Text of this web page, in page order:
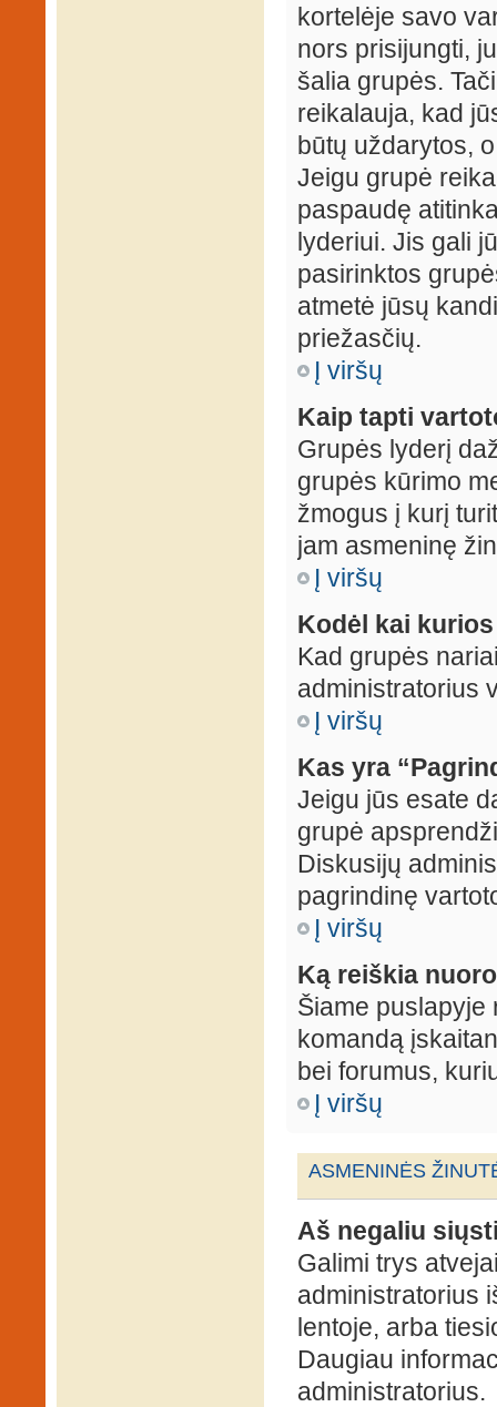
kortelėje savo
nors prisijungti,
šalia grupės.
reikalauja, kad
būtų uždarytos,
Jeigu grupė
paspaudę
lyderiui. Jis gali
pasirinktos
atmetė jūsų
priežasčių.
Į viršų
Kaip tapti
Grupės lyderį
grupės kūrimo
žmogus į kurį
jam asmeninę
Į viršų
Kodėl kai
Kad grupės
administratorius
Į viršų
Kas yra
Jeigu jūs esate
grupė
Diskusijų
pagrindinę
Į viršų
Ką reiškia
Šiame
komandą
bei forumus,
Į viršų
ASMENINĖS
Aš negaliu
Galimi trys
administratorius
lentoje, arba
Daugiau
administratorius.